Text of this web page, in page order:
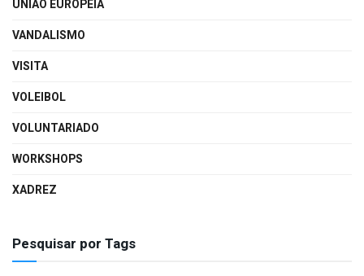
UNIÃO EUROPEIA
VANDALISMO
VISITA
VOLEIBOL
VOLUNTARIADO
WORKSHOPS
XADREZ
Pesquisar por Tags